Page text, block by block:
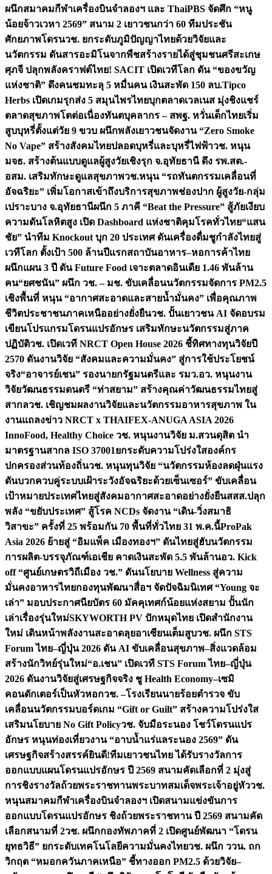
ผนึกสมาคมกีฬาเครื่องบินจำลองฯ และ ThaiPBS จัดศึก “หนู
น้อยจ้าวเวหา 2569” สนาม 2 เยาวชนกว่า 60 ทีมประชัน
ศักยภาพโดรนวช. ยกระดับภูมิปัญญาไทยด้วยวิจัยและ
นวัตกรรม ดันสารอะมิโนจากพืชสร้างรายได้สู่ชุมชนศรีสะเกษ
ศุภจี ปลุกพลังคราฟต์ไทย! SACIT เปิดเวทีโลก ดัน “ของขวัญ
แห่งชาติ” ดึงคนชมทะลุ 5 หมื่นคน เงินสะพัด 150 ลบ.Tipco
Herbs เปิดเกมรุกส่ง 5 สมุนไพรไทยบุกตลาดเวลเนส มุ่งชิงแชร์
ตลาดสุขภาพโตต่อเนื่องทันตบุคลากร – สพฐ. หวั่นเด็กไทยเริ่ม
สูบบุหรี่ตั้งแต่วัย 9 ขวบ ผนึกพลังเยาวชนจัดงาน “Zero Smoke
No Vape” สร้างสังคมไทยปลอดบุหรี่และบุหรี่ไฟฟ้าวช. หนุน
มจธ. สร้างต้นแบบดูแลผู้สูงวัยเชิงรุก จ.อุทัยธานี ดึง รพ.สต.-
อสม. เสริมทักษะดูแลสุขภาพวช.หนุน “รถทันตกรรมเคลื่อนที่
อัจฉริยะ” เพิ่มโอกาสเข้าถึงบริการสุขภาพช่องปาก ผู้สูงวัย-กลุ่ม
เปราะบาง จ.อุทัยธานีผนึก 5 ภาคี “Beat the Pressure” สู้ภัยเงียบ
ความดันโลหิตสูง เปิด Dashboard แห่งชาติคุมโรคทั่วไทย“แสน
ชัย” นำทีม Knockout บุก 20 ประเทศ ดันเครื่องดื่มชูกำลังไทยสู่
เวทีโลก ตั้งเป้า 500 ล้านปีแรกสถาบันอาหาร–หอการค้าไทย
ผนึกแผน 3 ปี ดัน Future Food เจาะตลาดอินเดีย 1.46 พันล้าน
คน“ยศชนัน” ผนึก วช. – มช. ขับเคลื่อนนวัตกรรมจัดการ PM2.5
เชิงพื้นที่ หนุน “อากาศสะอาดและสายน้ำมั่นคง” เพื่อคุณภาพ
ชีวิตประชาชนภาคเหนืออย่างยั่งยืนวช. ปั้นเยาวชน AI จัดอบรม
เขียนโปรแกรมโดรนแปรอักษร เสริมทักษะนวัตกรรมสู่ภาค
ปฏิบัติวช. เปิดเวที NRCT Open House 2026 ชี้ทิศทางทุนวิจัยปี
2570 ดันงานวิจัย “สังคมและความมั่นคง” สู่การใช้ประโยชน์
จริง“อาจารย์เชน” รองนายกรัฐมนตรีและ รมว.อว. หนุนงาน
วิจัยวัฒนธรรมดนตรี “ท่าสยาม” สร้างคุณค่าวัฒนธรรมไทยสู่
สากลวช. เชิญชมผลงานวิจัยและนวัตกรรมอาหารสุขภาพ ใน
งานแถลงข่าว NRCT x THAIFEX-ANUGA ASIA 2026
InnoFood, Healthy Choice วช. หนุนงานวิจัย ม.สวนดุสิต นำ
มาตรฐานสากล ISO 37001ยกระดับความโปร่งใสองค์กร
ปกครองส่วนท้องถิ่นวช. หนุนทุนวิจัย “นวัตกรรมห้องลดฝุ่นแรง
ดันบวกควบคู่ระบบเฝ้าระวังอัจฉริยะด้วยเซ็นเซอร์” ขับเคลื่อน
เป้าหมายประเทศไทยสู่สังคมอากาศสะอาดอย่างยั่งยืนสสส.ปลุก
พลัง “ขยับประเทศ” สู้โรค NCDs จัดงาน “เดิน-วิ่งสมาธิ
วิสาขะ” ครั้งที่ 25 พร้อมกัน 70 พื้นที่ทั่วไทย 31 พ.ค.นี้ProPak
Asia 2026 ย้ายสู่ “อิมแพ็ค เมืองทองฯ” ดันไทยสู่ฮับนวัตกรรม
การผลิต-บรรจุภัณฑ์เอเชีย คาดเงินสะพัด 5.5 พันล้านอว. Kick
off “ศูนย์เกษตรวิถีเมือง วช.” ดันนโยบาย Wellness สู่ความ
มั่นคงอาหารไทยกองทุนพัฒนาสื่อฯ จัดปัจฉิมนิเทศ “Young จะ
เล่า” มอบประกาศนียบัตร 60 มัคคุเทศก์น้อยแห่งสยาม ปั้นนัก
เล่าเรื่องรุ่นใหม่SKYWORTH PV ปักหมุดไทย เปิดสำนักงาน
ใหม่ เดินหน้าพลังงานสะอาดลุยอาเซียนเต็มสูบวช. ผนึก STS
Forum ไทย–ญี่ปุ่น 2026 ดัน AI ขับเคลื่อนสุขภาพ–สิ่งแวดล้อม
สร้างนักวิทย์รุ่นใหม่“อ.เชน” เปิดเวที STS Forum ไทย–ญี่ปุ่น
2026 ดันงานวิจัยสู่เศรษฐกิจจริง ชู Health Economy–เซมิ
คอนดักเตอร์เป็นหัวหอกวช. –โรงเรียนนายร้อยตำรวจ ขับ
เคลื่อนนวัตกรรมบอร์ดเกม “Gift or Guilt” สร้างความโปร่งใส
เสริมนโยบาย No Gift Policyวช. จับมือระนอง โชว์โดรนแปร
อักษร หนุนท่องเที่ยวงาน “อาบน้ำแร่แลระนอง 2569” ดัน
เศรษฐกิจสร้างสรรค์ยินดี!ทีมเยาวชนไทย ได้รับรางวัลการ
ออกแบบแผนโดรนแปรอักษร ปี 2569 สนามคัดเลือกที่ 2 มุ่งสู่
การชิงรางวัลถ้วยพระราชทานพระบาทสมเด็จพระเจ้าอยู่หัววช.
หนุนสมาคมกีฬาเครื่องบินจำลองฯ เปิดสนามแข่งขันการ
ออกแบบโดรนแปรอักษร ชิงถ้วยพระราชทาน ปี 2569 สนามคัด
เลือกสนามที่ 2วช. ผนึกกองทัพภาคที่ 2 เปิดศูนย์พัฒนา “โดรน
ยุทธวิธี” ยกระดับเทคโนโลยีความมั่นคงไทยวช. ผนึก ววน. ถก
วิกฤต “หมอกควันภาคเหนือ” ชี้ทางออก PM2.5 ด้วยวิจัย–